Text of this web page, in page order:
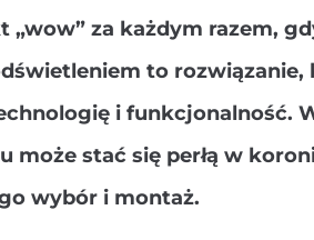
„wow” za każdym razem,
to rozwiązanie,
i funkcjonalność.
może stać się perłą w
wybór i montaż.